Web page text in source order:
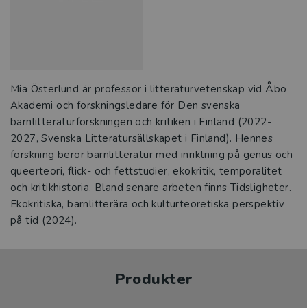
Mia Österlund är professor i litteraturvetenskap vid Åbo
Akademi och forskningsledare för Den svenska
barnlitteraturforskningen och kritiken i Finland (2022-
2027, Svenska Litteratursällskapet i Finland). Hennes
forskning berör barnlitteratur med inriktning på genus och
queerteori, flick- och fettstudier, ekokritik, temporalitet
och kritikhistoria. Bland senare arbeten finns Tidsligheter.
Ekokritiska, barnlitterära och kulturteoretiska perspektiv
på tid (2024).
Produkter